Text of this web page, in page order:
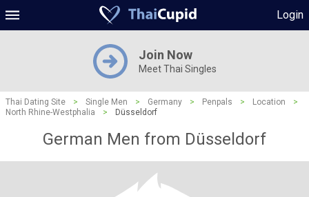
Login
Join Now
Meet Thai Singles
Thai Dating Site > Single Men > Germany > Penpals > Location
>
North Rhine-Westphalia
> Düsseldorf
German Men from Düsseldorf